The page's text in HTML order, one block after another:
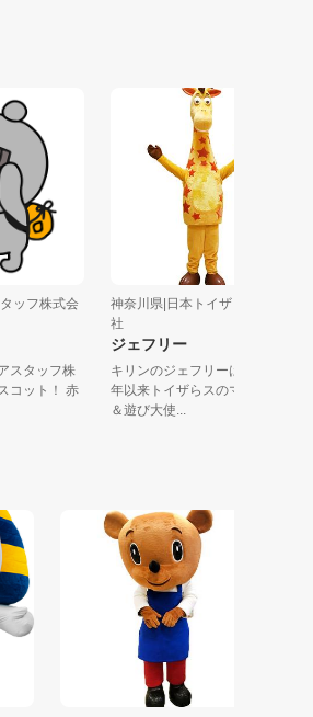
スタッフ株式会
ィアスタッフ株
マスコット！ 赤
神奈川県|日本トイザらス株式
ジェフリー
キリンのジェフリーは１９６
年以来トイザらスのマスコッ
＆遊び大使...